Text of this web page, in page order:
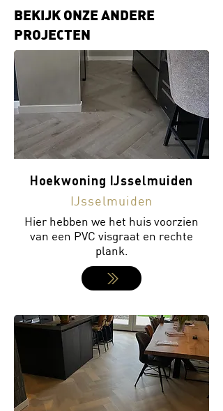
BEKIJK ONZE ANDERE
PROJECTEN
Hoekwoning IJsselmuiden
IJsselmuiden
Hier hebben we het huis voorzien
van een PVC visgraat en rechte
plank.